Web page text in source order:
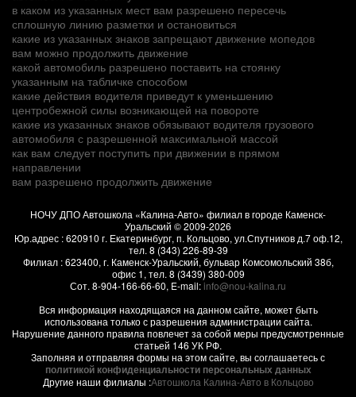
в каком из указанных мест вам разрешено пересечь
сплошную линию разметки и остановиться
какие из указанных знаков запрещают движение мопедов
вам можно продолжить движение
какой автомобиль разрешено поставить на стоянку
указанным на табличке способом
какие действия водителя приведут к уменьшению
центробежной силы возникающей на повороте
какие из указанных знаков обязывают водителя грузового
автомобиля с разрешенной максимальной массой
как вам следует поступить при движении в прямом
направлении
вам разрешено продолжить движение
НОЧУ ДПО Автошкола «Калина-Авто» филиал в городе Каменск-
Уральский © 2009-2026
Юр.адрес :620910 г. Екатеринбург, п. Кольцово, ул.Спутников д.7 оф.12,
тел. 8 (343) 226-89-39
Филиал :623400, г. Каменск-Уральский, бульвар Комсомольский 38б,
офис 1, тел. 8 (3439) 380-009
Сот. 8-904-166-66-60, E-mail:info@nou-kalina.ru
Вся информация находящаяся на данном сайте, может быть
использована только с разрешения администрации сайта.
Нарушение данного правила повлечет за собой меры предусмотренные
статьей 146 УК РФ.
Заполняя и отправляя формы на этом сайте, вы соглашаетесь с
политикой конфиденциальности персональных данных
Другие наши филиалы :Автошкола Калина-Авто в Кольцово